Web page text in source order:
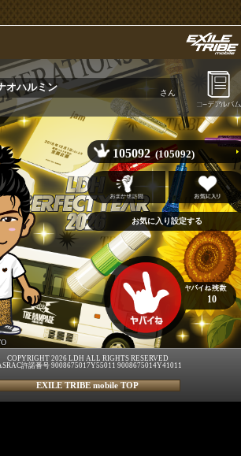
オハルミン さん
105092 (105092)
10
COPYRIGHT 2026 LDH ALL RIGHTS RESERVED
許諾番号 9008675017Y55011 9008675014Y41011
EXILE TRIBE mobile TOP